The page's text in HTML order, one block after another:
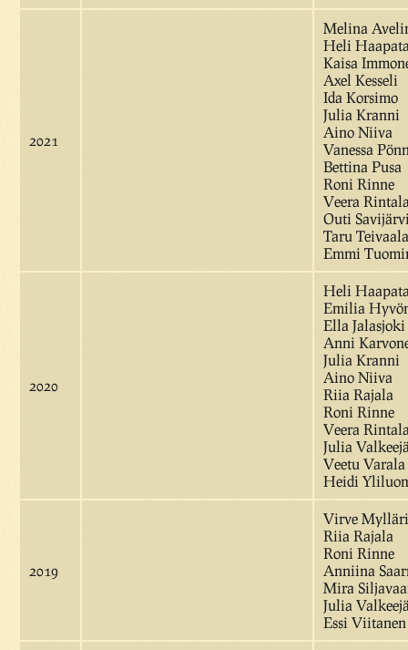
2021
Melina
Heli
Kaisa
Axel Kesseli
Ida Korsimo
Julia Kranni
Aino Niiva
Vanessa
Bettina Pusa
Roni Rinne
Veera
Outi
Taru Teivaala
Emmi
2020
Heli
Emilia
Ella Jalasjoki
Anni
Julia Kranni
Aino Niiva
Riia Rajala
Roni Rinne
Veera
Julia
Veetu Varala
Heidi
2019
Virve Mylläri
Riia Rajala
Roni Rinne
Anniina
Mira
Julia
Essi Viitanen